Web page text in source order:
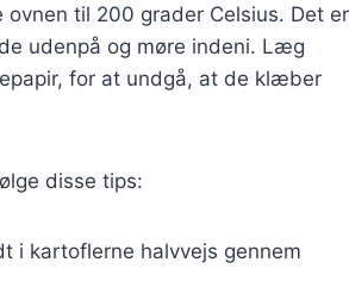
til 200 grader Celsius. Det er
udenpå og møre indeni. Læg
for at undgå, at de klæber
disse tips:
i kartoflerne halvvejs gennem